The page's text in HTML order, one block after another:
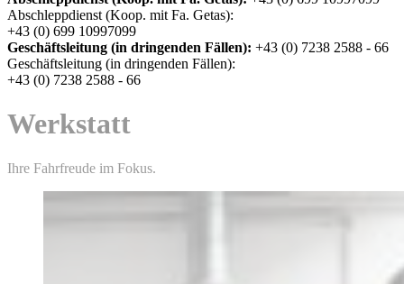
Abschleppdienst (Koop. mit Fa. Getas):
+43 (0) 699 10997099
Geschäftsleitung (in dringenden Fällen): +43 (0) 7238 2588 - 66
Geschäftsleitung (in dringenden Fällen):
+43 (0) 7238 2588 - 66
Werkstatt
Ihre Fahrfreude im Fokus.